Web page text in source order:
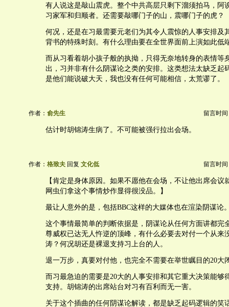
有人说这是敲山震虎。整个中共高层只剩下溜须拍马，阿
习家军和归顺者。还需要敲哪门子的山，震哪门子的虎？
何况，还是在习最需要元老们为其令人震惊的人事安排及
背书的特殊时刻。有什么理由要在全世界面前上演如此低
而从习看着胡小孩子般的执拗，只得无奈地转身的表情等
出，习并非有什么阴谋论之类的安排。这类想法太缺乏起
是他们能说破大天，我也没有任何可能相信，太荒谬了。
作者： 俞先生 留言时间
估计时胡锦涛生病了。不可能被强行拉出会场。
作者： 格致夫 回复 文化低 留言时间
【肯定是身体原因。如果不愿他在会场，不让他出席会议
网虫们拿这个事情炒作显得很没品。】
最让人意外的是，包括BBC这样的大媒体也在渲染阴谋论
这个事情最简单的判断依据是，阴谋论从任何方面讲都完
尊威权已达无人忤逆的顶峰，有什么必要去对付一个从来
涛？何况胡还是裸退支持习上台的人。
退一万步，真要对付他，也完全不需要在举世瞩目的20大
而习最急迫的需要是20大的人事安排和其它重大决策能够
支持。胡锦涛的出席站台对习有百利而无一害。
关于这个插曲的任何阴谋论解读，都是缺乏起码逻辑的笑